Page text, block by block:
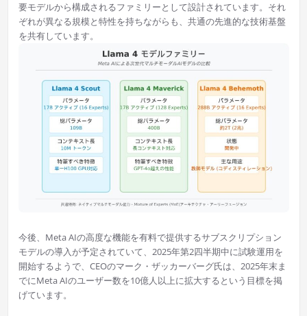
要モデルから構成されるファミリーとして設計されています。それ
ぞれが異なる規模と特性を持ちながらも、共通の先進的な技術基盤
を共有しています。
今後、Meta AIの高度な機能を有料で提供するサブスクリプション
モデルの導入が予定されていて、2025年第2四半期中に試験運用を
開始するようで、CEOのマーク・ザッカーバーグ氏は、2025年末ま
でにMeta AIのユーザー数を10億人以上に拡大するという目標を掲
げています。